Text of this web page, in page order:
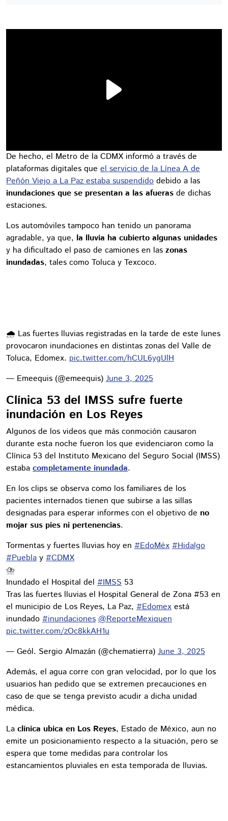
De hecho, el Metro de la CDMX informó a través de
plataformas digitales que el servicio de la Línea A de
Peñón Viejo a La Paz estaba suspendido debido a las
inundaciones que se presentan a las afueras de dichas
estaciones.
Los automóviles tampoco han tenido un panorama
agradable, ya que, la lluvia ha cubierto algunas unidades
y ha dificultado el paso de camiones en las zonas
inundadas, tales como Toluca y Texcoco.
🌧️ Las fuertes lluvias registradas en la tarde de este lunes
provocaron inundaciones en distintas zonas del Valle de
Toluca, Edomex. pic.twitter.com/hCUL6ygUlH
— Emeequis (@emeequis) June 3, 2025
Clínica 53 del IMSS sufre fuerte
inundación en Los Reyes
Algunos de los videos que más conmoción causaron
durante esta noche fueron los que evidenciaron como la
Clínica 53 del Instituto Mexicano del Seguro Social (IMSS)
estaba completamente inundada.
En los clips se observa como los familiares de los
pacientes internados tienen que subirse a las sillas
designadas para esperar informes con el objetivo de no
mojar sus pies ni pertenencias.
Tormentas y fuertes lluvias hoy en #EdoMéx #Hidalgo
#Puebla y #CDMX
⛈️
Inundado el Hospital del #IMSS 53
Tras las fuertes lluvias el Hospital General de Zona #53 en
el municipio de Los Reyes, La Paz, #Edomex está
inundado #inundaciones @ReporteMexiquen
pic.twitter.com/zOc8kkAH1u
— Geól. Sergio Almazán (@chematierra) June 3, 2025
Además, el agua corre con gran velocidad, por lo que los
usuarios han pedido que se extremen precauciones en
caso de que se tenga previsto acudir a dicha unidad
médica.
La clínica ubica en Los Reyes, Estado de México, aun no
emite un posicionamiento respecto a la situación, pero se
espera que tome medidas para controlar los
estancamientos pluviales en esta temporada de lluvias.